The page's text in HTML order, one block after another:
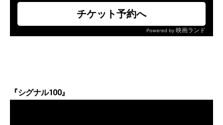
『シグナル100』